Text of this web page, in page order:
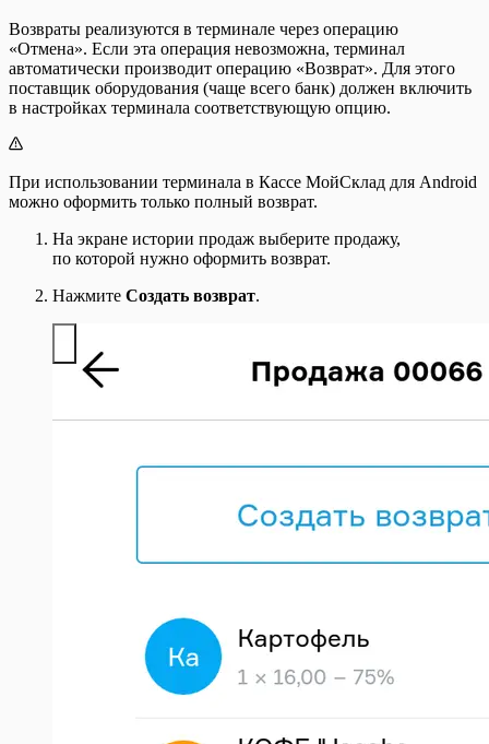
Возвраты реализуются в терминале через операцию
«Отмена». Если эта операция невозможна, терминал
автоматически производит операцию «Возврат». Для этого
поставщик оборудования (чаще всего банк) должен включить
в настройках терминала соответствующую опцию.
При использовании терминала в Кассе МойСклад для Android
можно оформить только полный возврат.
На экране истории продаж выберите продажу,
по которой нужно оформить возврат.
Нажмите Создать возврат.